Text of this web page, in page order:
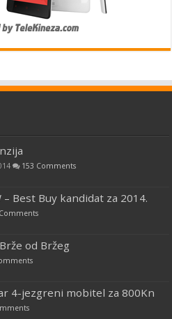
153 Comments
– Best Buy kandidat za 2014.
od Bržeg
4-jezgreni mobitel za 800Kn